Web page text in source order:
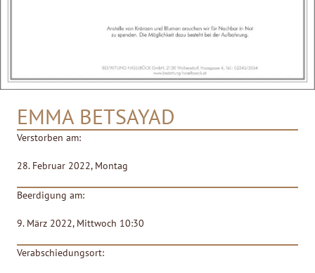
EMMA BETSAYAD
Verstorben am:
28. Februar 2022, Montag
Beerdigung am:
9. März 2022, Mittwoch 10:30
Verabschiedungsort: